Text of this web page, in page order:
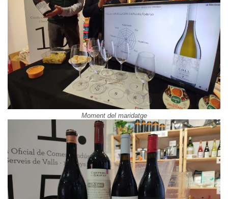
Moment del maridatge